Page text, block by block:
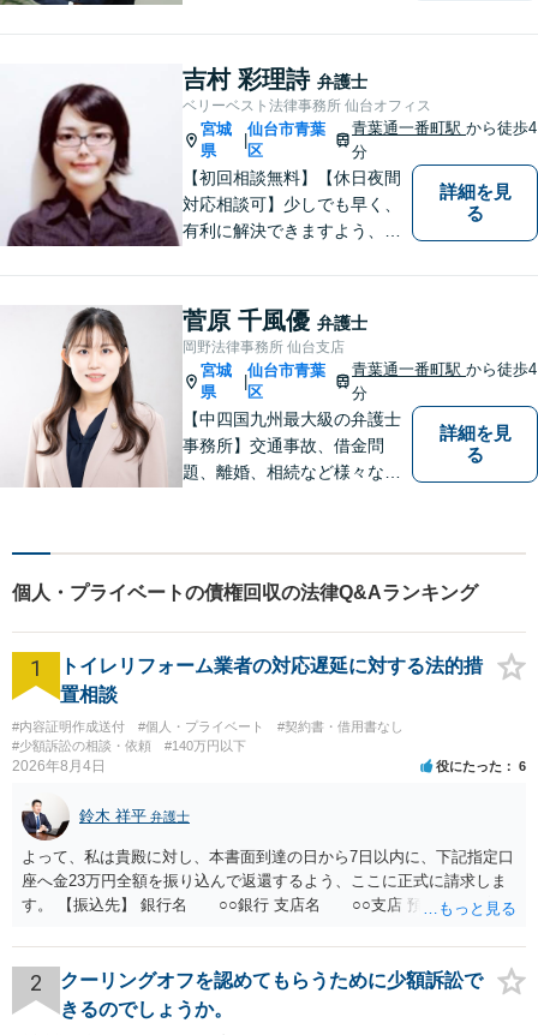
／消費者被害／債務整理／相
続／刑事事件など幅広く対
応。悩みを抱えた方が気軽に
相談できるように、親しみや
すい雰囲気作りを心掛けてお
ります。
吉村 彩理詩 弁護士
ベリーベスト法律事務所 仙台オフィス
宮城
県
仙台市青葉
区
青葉通一番町駅から徒歩4
分
【初回相談無料】【休日夜間
対応相談可】少しでも早く、
有利に解決できますよう、誠
ます。 ぜひ、お気軽にご相談
ください。
詳細を見
る
菅原 千風優 弁護士
岡野法律事務所 仙台支店
宮城
県
仙台市青葉
区
青葉通一番町駅から徒歩4
分
【中四国九州最大級の弁護士
事務所】交通事故、借金問
題、離婚、相続など様々な問
まずはお気軽にご相談くださ
詳細を見
る
個人・プライベートの債権回収の法律Q&Aランキング
1
トイレリフォーム業者の対応遅延に対する法的措
置相談
#内容証明作成送付 #個人・プライベート
#契約書・借用書なし
#少額訴訟の相談・依頼
#140万円以下
2026年8月4日 役にたった 6
鈴木 祥平 弁護士
よって、私は貴殿に対し、本書面到達の日から7日以内に、下記指定口
座へ金23万円全額を振り込んで返還するよう、ここに正式に請求しま
す。 【振込先】 銀行名 ○○銀行 支店名 ○○支店 預金種別 普通
されない場合には、貴殿には任意に返金する意思がないものと判断
し、やむを得ず、返還金23万円及びこれに対する遅延損害金の支払い
を求める民事訴訟、支払督促その他必要な法的手続を直ちに講じま
す。 その際には、訴訟に要する費用その他法令上認められる金員につ
2
クーリングオフを認めてもらうために少額訴訟で
きるのでしょうか。